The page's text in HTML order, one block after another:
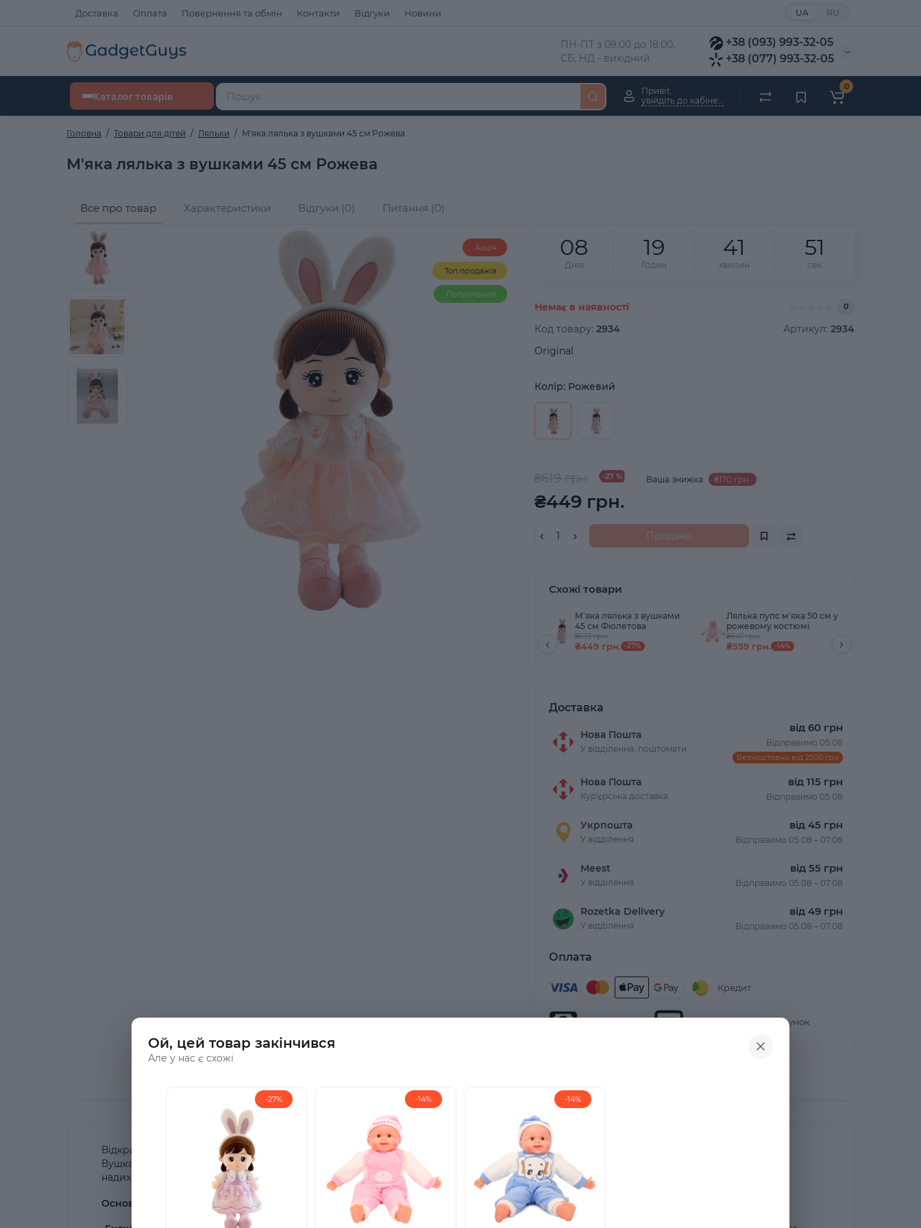
Доставка Оплата Повернення та обмін Контакти Відгуки Новини UA RU
ПН-ПТ з 09:00 до 18:00,
СБ, НД - вихідний
+38 (093) 993-32-05
+38 (077) 993-32-05
Каталог товарів
Привіт,
0
Головна Товари для дітей Ляльки М'яка лялька з вушками 45 см Рожева
М'яка лялька з вушками 45 см Рожева
Все про товар Характеристики Відгуки (0) Питання (0)
Акція
Топ продажів
Популярний
08
Днів
19
Годин
41
хвилин
51
сек
Немає в наявності 0
Код товару: 2934 Артикул: 2934
Original
Колір: Рожевий
₴619 грн. -27 % Ваша знижка ₴170 грн.
₴449 грн.
Продано
Схожі товари
М'яка лялька з вушками
45 см Фіолетова
₴619 грн.
₴449 грн. -27%
Лялька пупс м'яка 50 см у
рожевому костюмі
₴647 грн.
₴559 грн. -14%
‹ ›
Доставка
Нова Пошта
У відділення, поштомати
від 60 грн
Відправимо 05.08
Безкоштовно від 2500 грн
Нова Пошта
Курʼєрська доставка
від 115 грн
Відправимо 05.08
Укрпошта
У відділення
від 45 грн
Відправимо 05.08 – 07.08
Meest
У відділення
від 55 грн
Відправимо 05.08 – 07.08
Rozetka Delivery
У відділення
від 49 грн
Відправимо 05.08 – 07.08
Оплата
Кредит
При отриманні Безготівковий розрахунок
Відкрийте двері в чарівний світ м'якого комфорту та неперевершеної милоти з нашою Ексклюзивною Рожевою М'якою Лялькою з
Вушками! Розроблена з особливою увагою до деталей, ця 45-сантиметрова лялька стане ідеальним подарунком для вашої дитини,
надихаючи на години безмежної уяви та теплих обіймів.
Основні характеристики:
Ой, цей товар закінчився
Але у нас є схожі
-27% -14% -14%